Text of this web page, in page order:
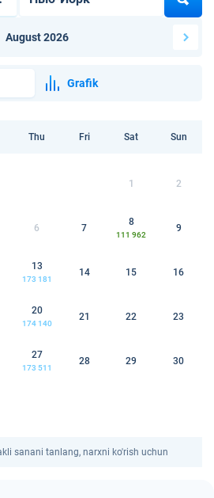
August 2026
Grafik
Thu Fri Sat Sun
1 2
6 7
8
111 962
9
13
173 181
14 15 16
20
174 140
21 22 23
27
173 511
28 29 30
sanani tanlang, narxni ko'rish uchun